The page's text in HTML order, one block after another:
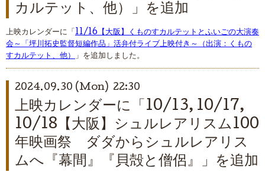
カルテット、他）」を追加
上映カレンダーに「 11/16【大阪】くものすカルテットとふいごの大演奏
会～「坪川拓史監督短編作品」活弁付ライブ上映付き～（出演：くもの
すカルテット、他） 」を追加しました。
2024.09.30 (Mon) 22:30
上映カレンダーに「10/13, 10/17,
10/18【大阪】シュルレアリスム100
年映画祭 ダダからシュルレアリス
ムへ『幕間』『貝殻と僧侶』」を追加